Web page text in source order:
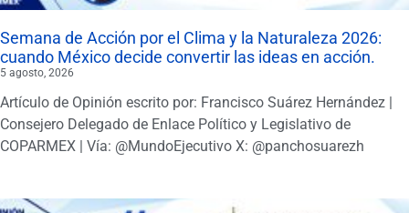
Semana de Acción por el Clima y la Naturaleza 2026:
cuando México decide convertir las ideas en acción.
5 agosto, 2026
Artículo de Opinión escrito por: Francisco Suárez Hernández |
Consejero Delegado de Enlace Político y Legislativo de
COPARMEX | Vía: @MundoEjecutivo X: @panchosuarezh